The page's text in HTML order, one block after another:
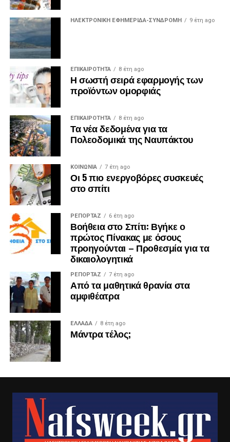
ΗΛΕΚΤΡΟΝΙΚΗ ΕΦΗΜΕΡΙΔΑ-ΣΥΝΔΡΟΜΗ 9 έτη ago
ΕΠΙΚΑΙΡΟΤΗΤΑ 8 έτη ago
Η σωστή σειρά εφαρμογής των
προϊόντων ομορφιάς
ΕΠΙΚΑΙΡΟΤΗΤΑ 8 έτη ago
Τα νέα δεδομένα για τα
Πολεοδομικά της Ναυπάκτου
ΚΟΙΝΩΝΙΑ 7 έτη ago
Οι 5 πιο ενεργοβόρες συσκευές
στο σπίτι
ΡΕΠΟΡΤΑΖ 6 έτη ago
Βοήθεια στο Σπίτι: Βγήκε ο
πρώτος Πίνακας με όσους
προηγούνται – Προθεσμία για τα
δικαιολογητικά
ΡΕΠΟΡΤΑΖ 7 έτη ago
Από τα μαθητικά θρανία στα
αμφιθέατρα
ΕΛΛΑΔΑ 8 έτη ago
Μάντρα τέλος;